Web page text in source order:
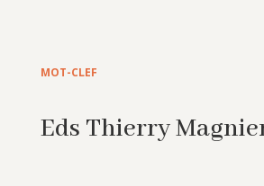
MOT-CLEF
Eds Thierry